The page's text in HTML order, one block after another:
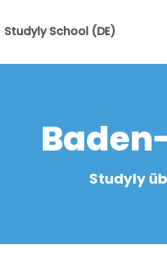
Studyly School (DE)
Studyly